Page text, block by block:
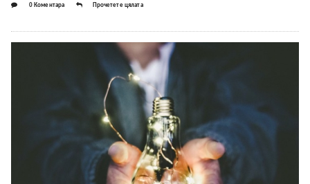
0 Коментара Прочетете цялата